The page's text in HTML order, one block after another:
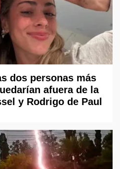
dos personas más
afuera de la
y Rodrigo de Paul